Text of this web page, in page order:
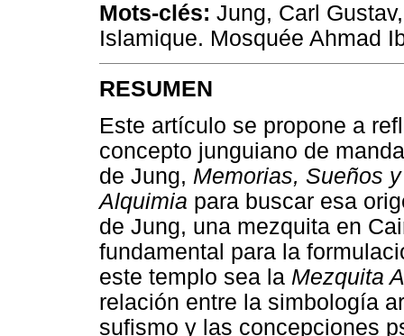
Mots-clés: Jung, Carl
Islamique. Mosquée Ahmad
RESUMEN
Este artículo se propone a
concepto junguiano de
de Jung, Memorias, Sueños
Alquimia para buscar esa
de Jung, una mezquita en
fundamental para la
este templo sea la Mezquita
relación entre la simbología
sufismo y las concepciones